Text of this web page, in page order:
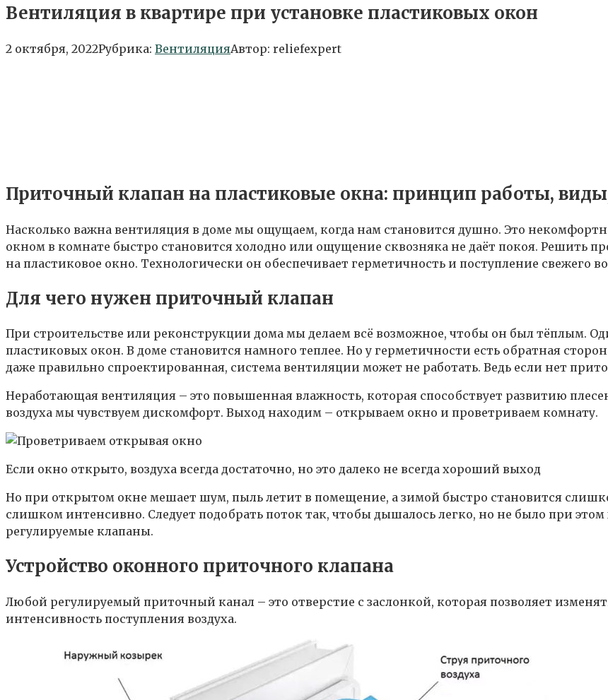
Вентиляция в квартире при установке пластиковых окон
2 октября, 2022Рубрика: ВентиляцияАвтор: reliefexpert
Приточный клапан на пластиковые окна: принцип работы,
Насколько важна вентиляция в доме мы ощущаем, когда нам становится душно. Это
окном в комнате быстро становится холодно или ощущение сквозняка не даёт покоя. Решить
на пластиковое окно. Технологически он обеспечивает герметичность и поступление свежего
Для чего нужен приточный клапан
При строительстве или реконструкции дома мы делаем всё возможное, чтобы он был тёплым.
пластиковых окон. В доме становится намного теплее. Но у герметичности есть обратная
даже правильно спроектированная, система вентиляции может не работать. Ведь если нет
Неработающая вентиляция – это повышенная влажность, которая способствует развитию
воздуха мы чувствуем дискомфорт. Выход находим – открываем окно и проветриваем комнату.
Если окно открыто, воздуха всегда достаточно, но это далеко не всегда хороший выход
Но при открытом окне мешает шум, пыль летит в помещение, а зимой быстро становится
слишком интенсивно. Следует подобрать поток так, чтобы дышалось легко, но не было при
регулируемые клапаны.
Устройство оконного приточного клапана
Любой регулируемый приточный канал – это отверстие с заслонкой, которая позволяет
интенсивность поступления воздуха.